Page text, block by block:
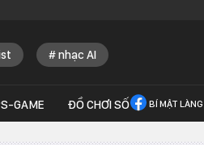
nhạc AI
GAME ĐỒ CHƠI SỐ BÍ MẬT